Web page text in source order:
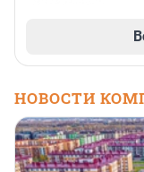
НОВОСТИ